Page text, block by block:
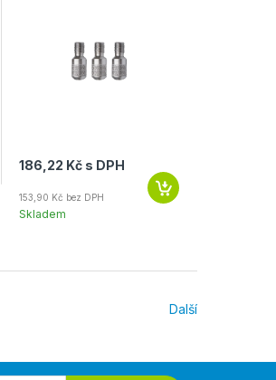
186,22 Kč s DPH
153,90 Kč bez DPH
Skladem
Další